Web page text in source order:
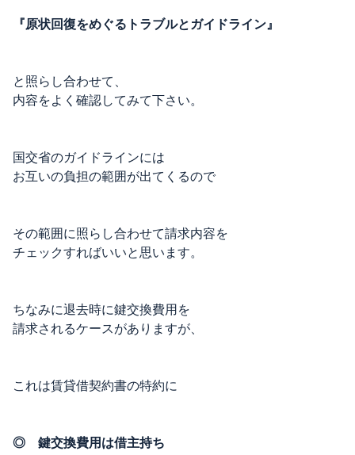
『原状回復をめぐるトラブルとガイドライン』
と照らし合わせて、
内容をよく確認してみて下さい。
国交省のガイドラインには
お互いの負担の範囲が出てくるので
その範囲に照らし合わせて請求内容を
チェックすればいいと思います。
ちなみに退去時に鍵交換費用を
請求されるケースがありますが、
これは賃貸借契約書の特約に
◎ 鍵交換費用は借主持ち